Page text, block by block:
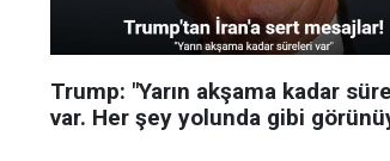
Trump: "Yarın akşama kadar
var. Her şey yolunda gibi